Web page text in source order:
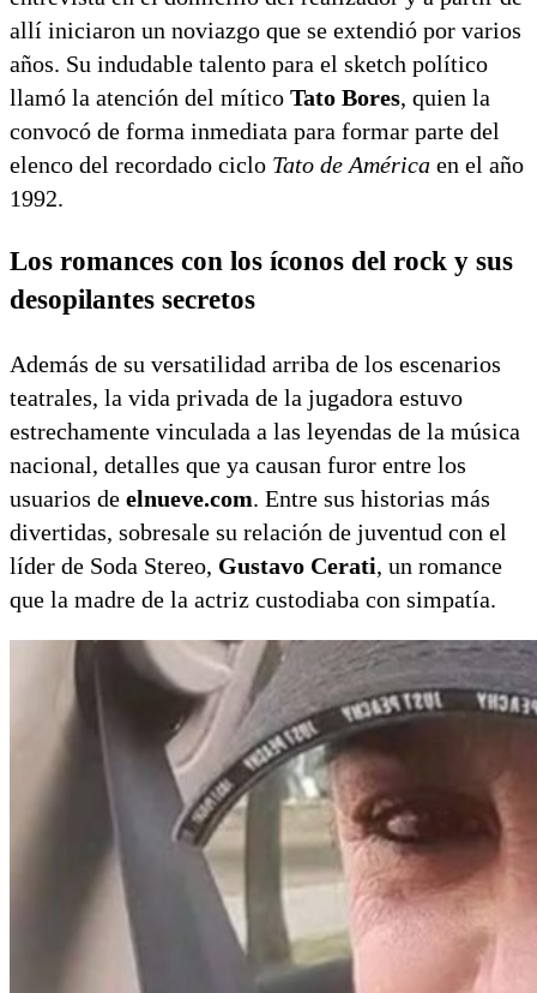
allí iniciaron un noviazgo que se extendió por varios
años. Su indudable talento para el sketch político
llamó la atención del mítico Tato Bores, quien la
convocó de forma inmediata para formar parte del
elenco del recordado ciclo Tato de América en el año
1992.
Los romances con los íconos del rock y sus
desopilantes secretos
Además de su versatilidad arriba de los escenarios
teatrales, la vida privada de la jugadora estuvo
estrechamente vinculada a las leyendas de la música
nacional, detalles que ya causan furor entre los
usuarios de elnueve.com. Entre sus historias más
divertidas, sobresale su relación de juventud con el
líder de Soda Stereo, Gustavo Cerati, un romance
que la madre de la actriz custodiaba con simpatía.